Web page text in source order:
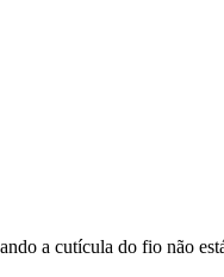
a cutícula do fio não